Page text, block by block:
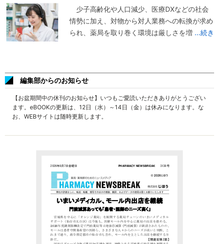
少子高齢化や人口減少、医療DXなどの社会
情勢に加え、対物から対人業務への転換が求め
られ、薬局を取り巻く環境は厳しさを増 ...続き
編集部からのお知らせ
【お盆期間中の休刊のお知らせ】いつもご愛読いただきありがとうござい
ます。eBOOKの更新は、12日（水）～14日（金）は休みになります。な
お、WEBサイトは随時更新します。